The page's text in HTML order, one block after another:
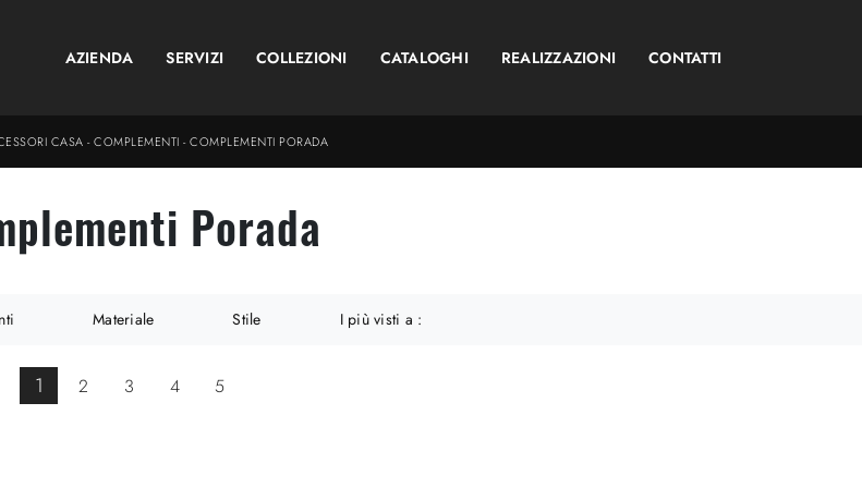
AZIENDA SERVIZI COLLEZIONI CATALOGHI REALIZZAZIONI CONTATTI
CASA -COMPLEMENTI -COMPLEMENTI PORADA
Porada
Materiale Stile I più visti a :
1 2 3 4 5